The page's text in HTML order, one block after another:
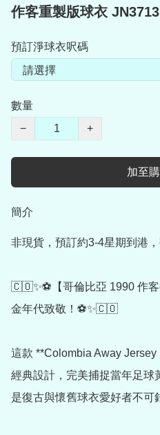
作客重製版球衣 JN3713
預訂淨球衣呎碼
數量
−
+
加至
簡介
非現貨，預訂約3-4星期到港
🇨🇴✨⚽【哥倫比亞 1990 作
金年代致敬！⚽✨🇨🇴
這款 **Colombia Away
經典設計，完美捕捉當年足球
是復古與懷舊球衣愛好者不可